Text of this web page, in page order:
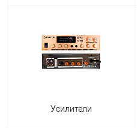
Усилители